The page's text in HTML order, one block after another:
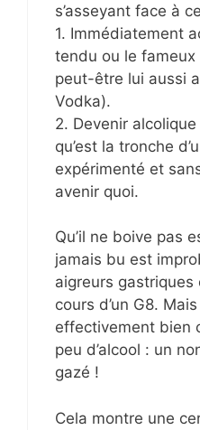
s’asseyant face à
1. Immédiatement
tendu ou le fameux
peut-être lui aussi
Vodka).
2. Devenir
qu’est la tronche
expérimenté et
avenir quoi.
Qu’il ne boive pas
jamais bu est
aigreurs
cours d’un G8.
effectivement bien
peu d’alcool : un
gazé !
Cela montre une